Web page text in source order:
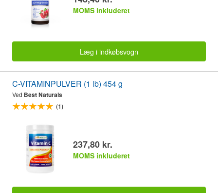
MOMS inkluderet
Læg i indkøbsvogn
C-VITAMINPULVER (1 lb) 454 g
Ved Best Naturals
(1)
237,80 kr.
MOMS inkluderet